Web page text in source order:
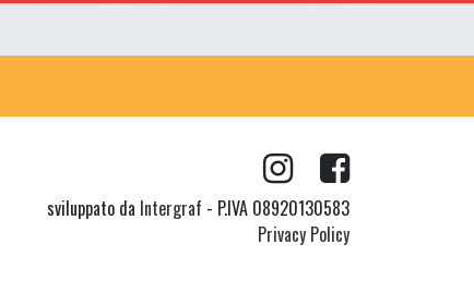
sviluppato da Intergraf - P.IVA 08920130583
Privacy Policy